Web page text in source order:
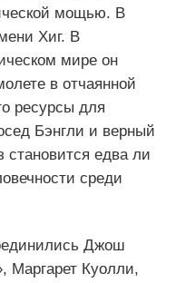
мощью. В
Хиг. В
мире он
в отчаянной
ресурсы для
Бэнгли и верный
едва ли
среди
Джош
Маргарет Куолли,